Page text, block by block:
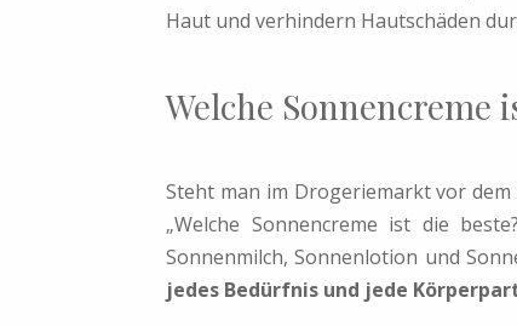
Haut und verhindern Hautschäden
Welche Sonnencreme
Steht man im Drogeriemarkt vor
„Welche Sonnencreme ist die
Sonnenmilch, Sonnenlotion und
jedes Bedürfnis und jede